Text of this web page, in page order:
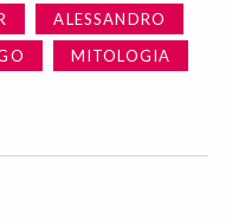
ALESSANDRO
MITOLOGIA